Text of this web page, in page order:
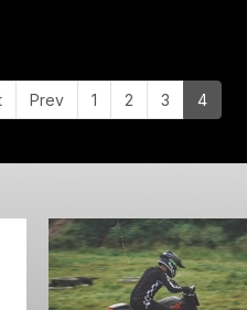
Prev 1 2 3 4